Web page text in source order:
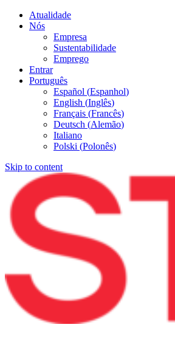
Atualidade
Nós
Empresa
Sustentabilidade
Emprego
Entrar
Português
Español (Espanhol)
English (Inglês)
Français (Francês)
Deutsch (Alemão)
Italiano
Polski (Polonês)
Skip to content